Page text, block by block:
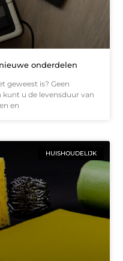
onderdelen
geweest is? Geen
u de levensduur van
en
HUISHOUDELIJK